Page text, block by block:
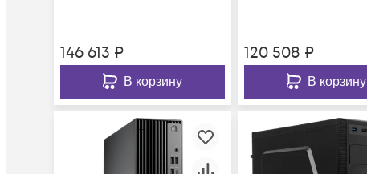
146 613 ₽
В корзину
120 508 ₽
В корзину